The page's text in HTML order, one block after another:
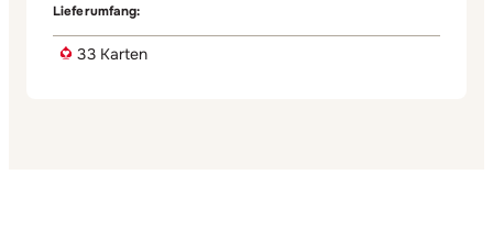
Lieferumfang:
33 Karten